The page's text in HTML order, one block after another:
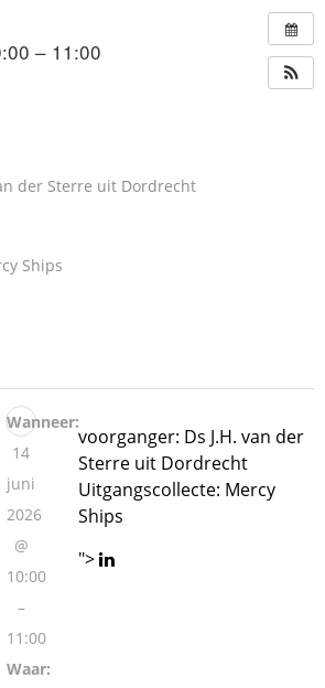
– 11:00
der Sterre uit Dordrecht
Ships
Wanneer:
14
juni
2026
@
10:00
–
11:00
Waar:
voorganger: Ds J.H. van der
Sterre uit Dordrecht
Uitgangscollecte: Mercy
Ships
">